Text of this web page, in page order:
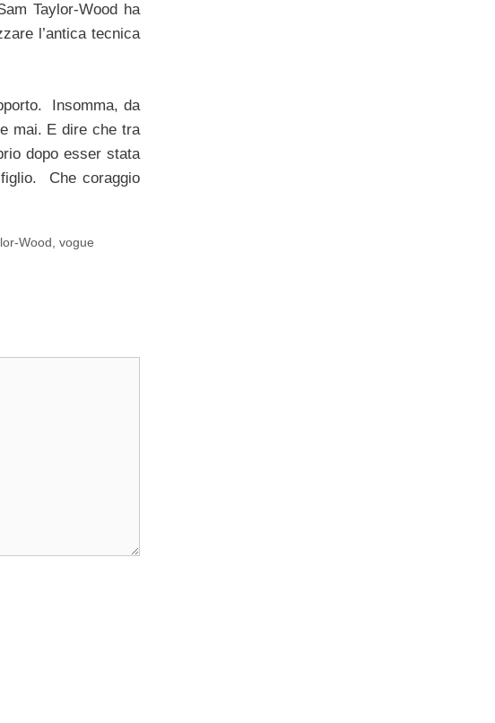
Taylor-Wood ha
l’antica tecnica
Insomma, da
mai. E dire che tra
dopo esser stata
Che coraggio
Wood ,vogue